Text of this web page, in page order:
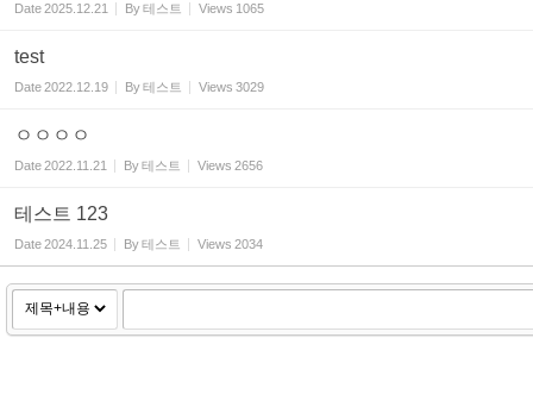
Date2025.12.21 By테스트 Views 1065
test
Date2022.12.19 By테스트 Views 3029
ㅇㅇㅇㅇ
Date2022.11.21 By테스트 Views 2656
테스트 123
Date2024.11.25 By테스트 Views 2034